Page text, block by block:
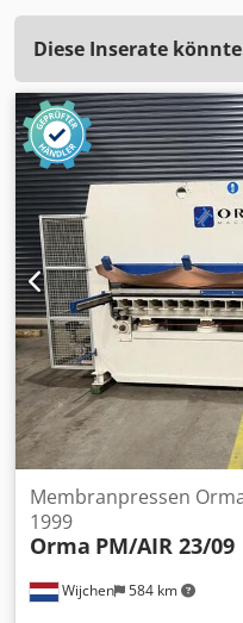
Diese Inserate
Wijchen 584 km
Membranpressen
1999
Orma PM/AIR 23/09